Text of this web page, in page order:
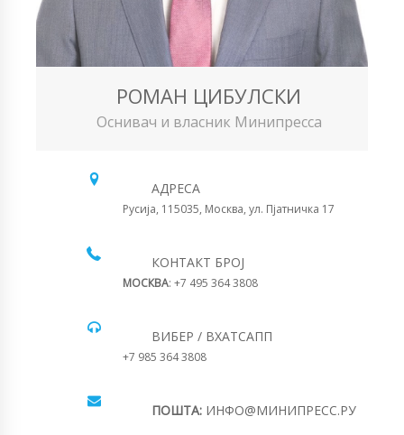
РОМАН ЦИБУЛСКИ
Оснивач и власник Минипресса
АДРЕСА
Русија, 115035, Москва, ул. Пјатничка 17
КОНТАКТ БРОЈ
МОСКВА: +7 495 364 3808
ВИБЕР / ВХАТСАПП
+7 985 364 3808
ПОШТА: ИНФО@МИНИПРЕСС.РУ